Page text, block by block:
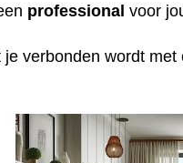
professional voor
je verbonden wordt